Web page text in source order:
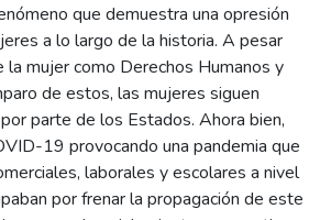
que demuestra una opresión
a lo largo de la historia. A pesar
mujer como Derechos Humanos y
de estos, las mujeres siguen
parte de los Estados. Ahora bien,
19 provocando una pandemia que
laborales y escolares a nivel
por frenar la propagación de este